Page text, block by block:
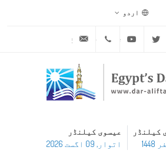
اردو
Facebook
Twitter
Youtube
کیلنڈر
عیسوی کیلنڈر
اتوار, 09 اگست 2026